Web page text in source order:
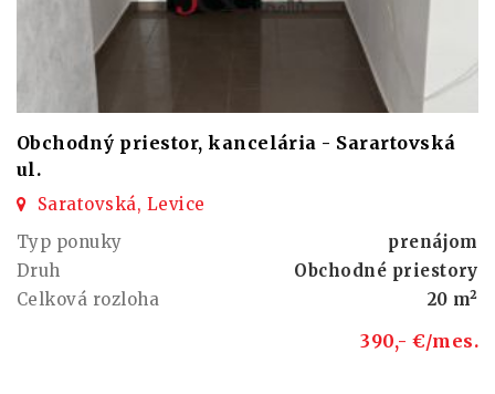
Obchodný priestor, kancelária - Sarartovská
ul.
Saratovská, Levice
Typ ponuky
prenájom
Druh
Obchodné priestory
Celková rozloha
20 m²
390,- €/mes.